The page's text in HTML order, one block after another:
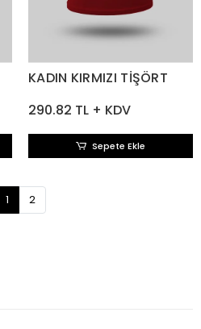
KADIN KIRMIZI TİŞÖRT
290.82 TL + KDV
Sepete Ekle
1 2